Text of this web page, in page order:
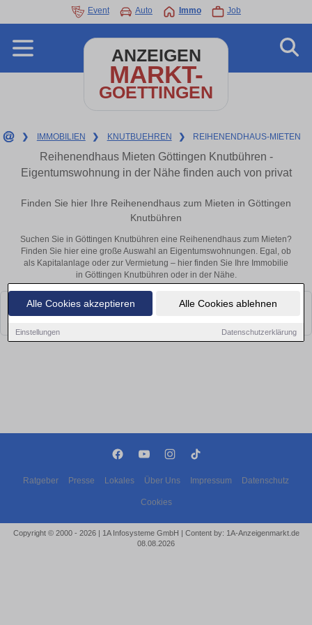
Alle Cookies akzeptieren Alle Cookies ablehnen
Einstellungen Datenschutzerklärung
Event Auto Immo Job
ANZEIGEN
MARKT-
GOETTINGEN
❯ IMMOBILIEN ❯ KNUTBUEHREN ❯ REIHENENDHAUS-MIETEN
Reihenendhaus Mieten Göttingen Knutbühren -
Eigentumswohnung in der Nähe finden auch von privat
Finden Sie hier Ihre Reihenendhaus zum Mieten in Göttingen
Knutbühren
Suchen Sie in Göttingen Knutbühren eine Reihenendhaus zum Mieten?
Finden Sie hier eine große Auswahl an Eigentumswohnungen. Egal, ob
als Kapitalanlage oder zur Vermietung – hier finden Sie Ihre Immobilie
in Göttingen Knutbühren oder in der Nähe.
Leider konnten wir derzeit keine passenden Objekte finden. Schauen Sie
bald wieder vorbei!
Ratgeber Presse Lokales Über Uns Impressum Datenschutz
Cookies
Copyright © 2000 - 2026 | 1A Infosysteme GmbH | Content by: 1A-Anzeigenmarkt.de
08.08.2026